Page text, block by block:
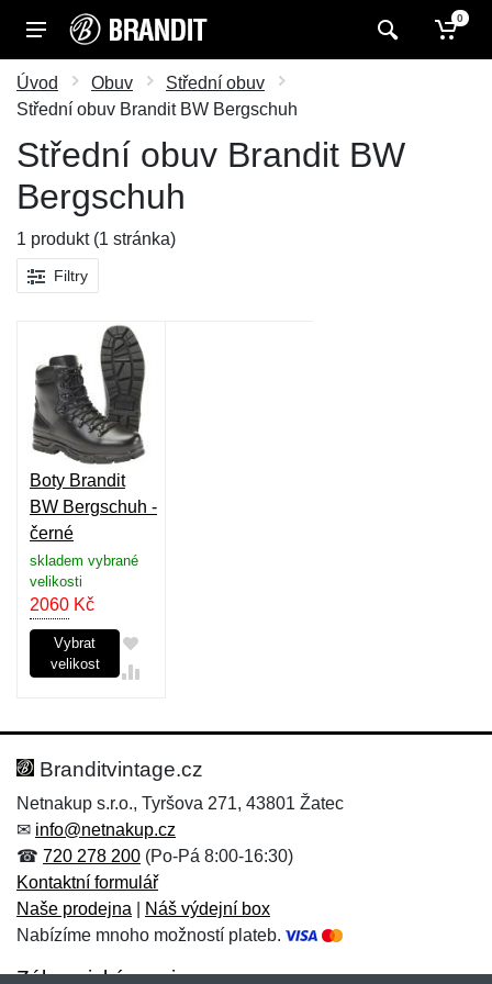
0
Úvod Obuv
Střední obuv
Střední obuv Brandit BW Bergschuh
Střední obuv Brandit BW
Bergschuh
1 produkt (1 stránka)
Filtry
Boty Brandit
BW Bergschuh -
černé
skladem vybrané
velikosti
2060 Kč
Vybrat
velikost
Branditvintage.cz
Netnakup s.r.o., Tyršova 271, 43801 Žatec
✉ info@netnakup.cz
☎ 720 278 200 (Po-Pá 8:00-16:30)
Kontaktní formulář
Naše prodejna
Náš výdejní box
Nabízíme mnoho možností plateb.
Zákaznický servis